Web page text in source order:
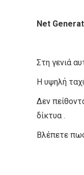
Net
Στη γενιά
Η υψηλή
Δεν
δίκτυα .
Βλέπετε